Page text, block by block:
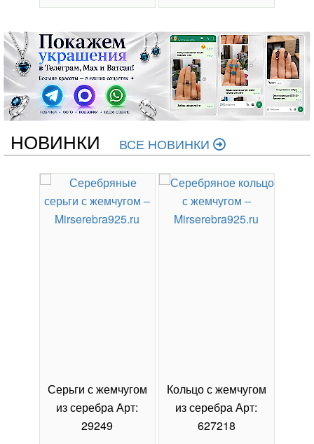
НОВИНКИ ВСЕ НОВИНКИ
Серьги с жемчугом
из серебра Арт:
29249
Кольцо с жемчугом
из серебра Арт:
627218